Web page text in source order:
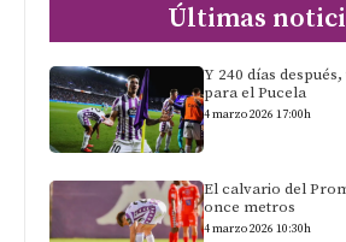
Últimas
Y 240 días
para el Pucela
4 marzo 2026 17:00h
El calvario del
once metros
4 marzo 2026 10:30h